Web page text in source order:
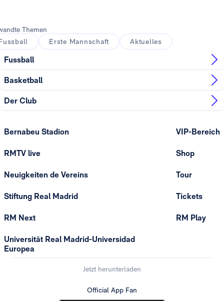
Themen
Erste Mannschaft Aktuelles
Fussball
Basketball
Der Club
Bernabeu Stadion
RMTV live
Neuigkeiten de Vereins
Stiftung Real Madrid
RM Next
Universität Real Madrid-Universidad
Europea
VIP-Bereich
Shop
Tour
Tickets
RM Play
Jetzt herunterladen
Official App Fan